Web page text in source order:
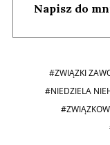
Napisz do
#ZWIĄZKI
#NIEDZIELA